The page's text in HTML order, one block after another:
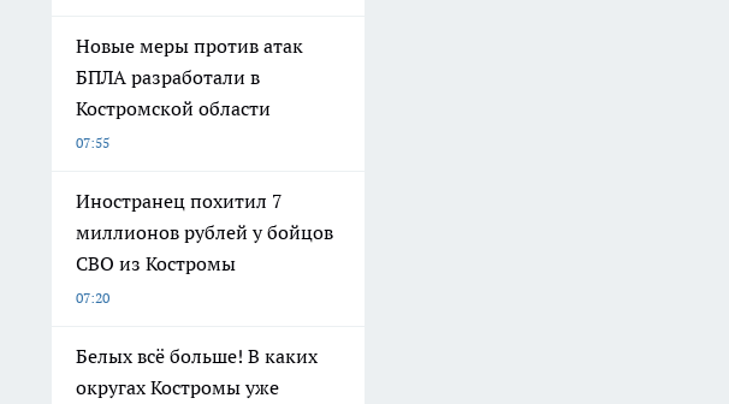
Новые меры против атак
БПЛА разработали в
Костромской области
07:55
Иностранец похитил 7
миллионов рублей у бойцов
СВО из Костромы
07:20
Белых всё больше! В каких
округах Костромы уже